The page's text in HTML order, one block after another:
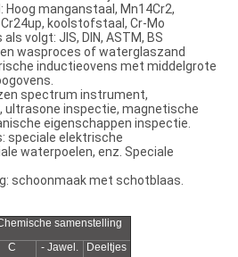
manganstaal, Mn14Cr2,
Cr24up, koolstofstaal, Cr-Mo
volgt: JIS, DIN, ASTM, BS
wasproces of waterglaszand
inductieovens met middelgrote
spectrum instrument,
ultrasone inspectie, magnetische
eigenschappen inspectie.
speciale elektrische
waterpoelen, enz. Speciale
schoonmaak met schotblaas.
samenstelling
C
- Jawel.
Deeltjes